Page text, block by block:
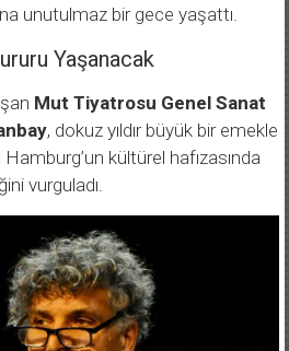
unutulmaz bir gece yaşattı.
Yaşanacak
Mut Tiyatrosu Genel Sanat
, dokuz yıldır büyük bir emekle
kültürel hafızasında
vurguladı.